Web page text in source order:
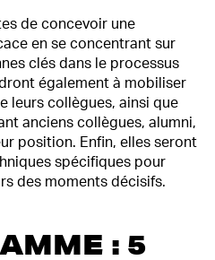
de concevoir une
en se concentrant sur
clés dans le processus
également à mobiliser
leurs collègues, ainsi que
anciens collègues, alumni,
position. Enfin, elles seront
spécifiques pour
des moments décisifs.
: 5